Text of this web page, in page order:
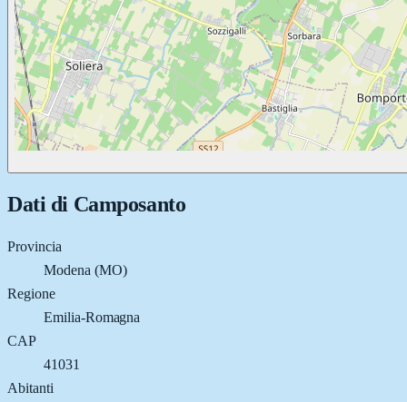
Dati di Camposanto
Provincia
Modena (MO)
Regione
Emilia-Romagna
CAP
41031
Abitanti